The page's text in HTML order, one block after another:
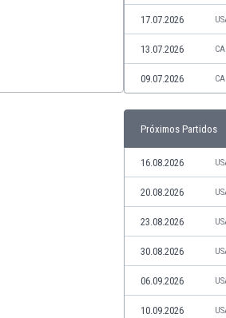
17.07.2026
13.07.2026
09.07.2026
Próximos Partidos
16.08.2026
20.08.2026
23.08.2026
30.08.2026
06.09.2026
10.09.2026